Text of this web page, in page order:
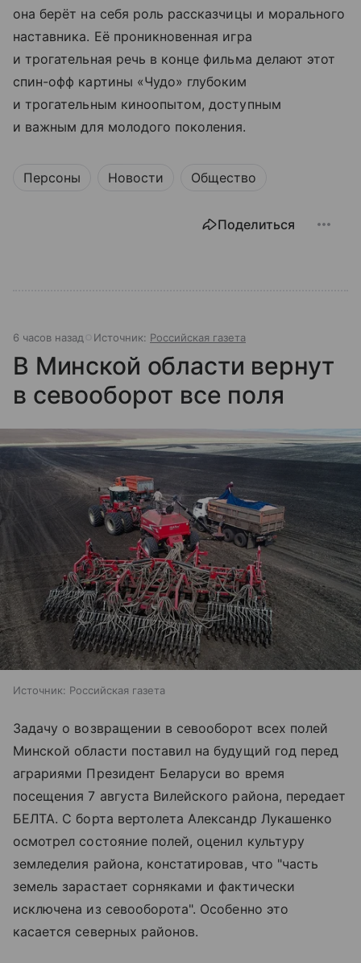
она берёт на себя роль рассказчицы и морального
наставника. Её проникновенная игра
и трогательная речь в конце фильма делают этот
спин-офф картины «Чудо» глубоким
и трогательным киноопытом, доступным
и важным для молодого поколения.
Персоны Новости Общество
Поделиться
6 часов назад Источник: Российская газета
В Минской области вернут
в севооборот все поля
Источник: Российская газета
Задачу о возвращении в севооборот всех полей
Минской области поставил на будущий год перед
аграриями Президент Беларуси во время
посещения 7 августа Вилейского района, передает
БЕЛТА. С борта вертолета Александр Лукашенко
осмотрел состояние полей, оценил культуру
земледелия района, констатировав, что "часть
земель зарастает сорняками и фактически
исключена из севооборота". Особенно это
касается северных районов.